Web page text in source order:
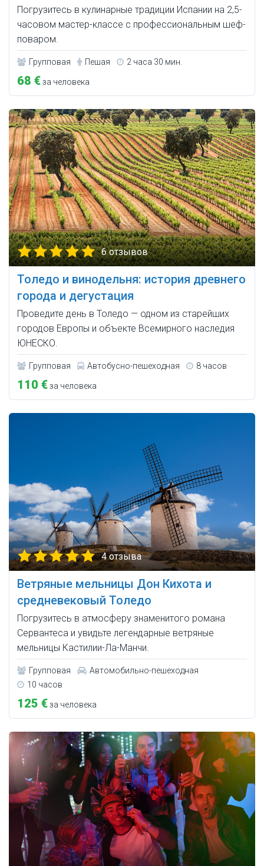
Погрузитесь в кулинарные традиции Испании на 2,5-
часовом мастер-классе с профессиональным шеф-
поваром.
Групповая Пешая 2 часа 30 мин.
68 €за человека
6 отзывов
Толедо и винодельня: история древнего
города и дегустация
Проведите день в Толедо — одном из старейших
городов Европы и объекте Всемирного наследия
ЮНЕСКО.
Групповая Автобусно-пешеходная 8 часов
110 €за человека
4 отзыва
Ветряные мельницы Дон Кихота и
средневековый Толедо
Погрузитесь в атмосферу знаменитого романа
Сервантеса и увидьте легендарные ветряные
мельницы Кастилии-Ла-Манчи.
Групповая
Автомобильно-пешеходная
10 часов
125 €за человека